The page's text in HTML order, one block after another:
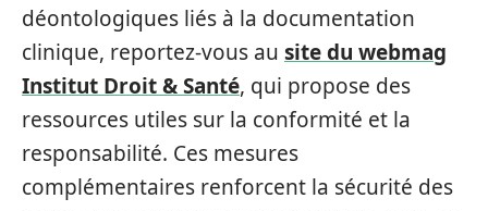
déontologiques liés à la documentation
clinique, reportez-vous au site du webmag
Institut Droit & Santé, qui propose des
ressources utiles sur la conformité et la
responsabilité. Ces mesures
complémentaires renforcent la sécurité des